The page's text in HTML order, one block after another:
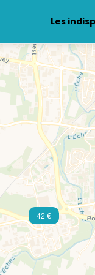
Les
42 €